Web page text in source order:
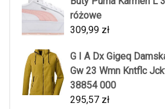
różowe
309,99 zł
G I A Dx Gigeq
Gw 23 Wmn Kntflc
38854 000
295,57 zł